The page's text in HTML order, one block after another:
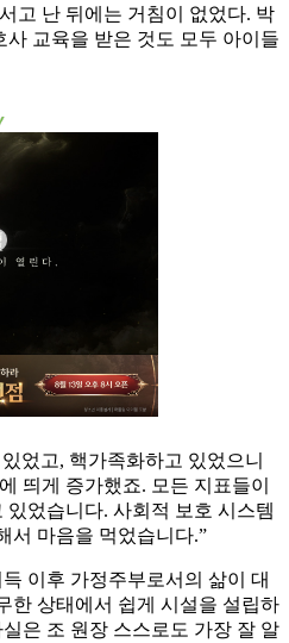
고 난 뒤에는 거침이 없었다. 박
교육을 받은 것도 모두 아이들
었고, 핵가족화하고 있었으니
띄게 증가했죠. 모든 지표들이
었습니다. 사회적 보호 시스템
서 마음을 먹었습니다.”
이후 가정주부로서의 삶이 대
한 상태에서 쉽게 시설을 설립하
은 조 원장 스스로도 가장 잘 알